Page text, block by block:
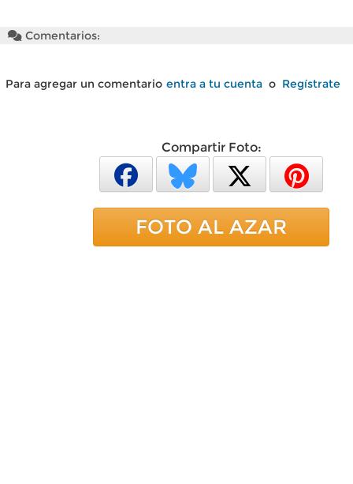
Comentarios:
Para agregar un comentario entra a tu cuenta o Regístrate
Compartir Foto:
FOTO AL AZAR